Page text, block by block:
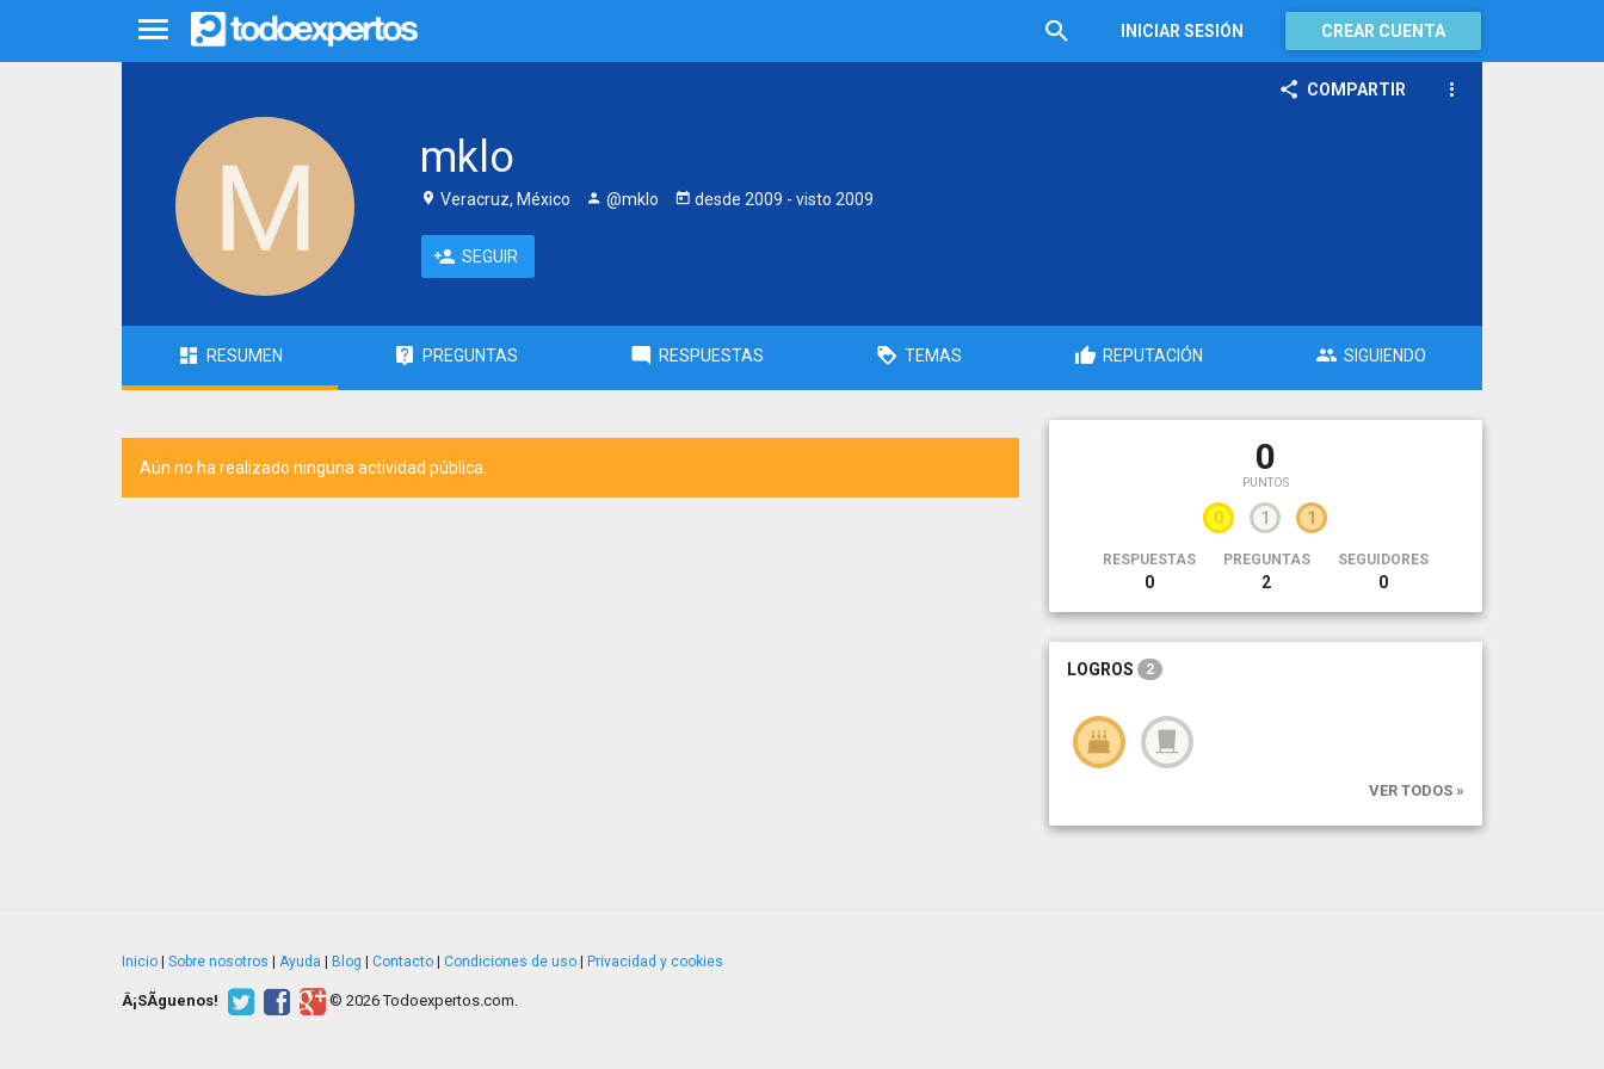
INICIAR SESIÓN CREAR CUENTA
COMPARTIR
mklo
Veracruz, México @mklo desde 2009 - visto 2009
SEGUIR
RESUMEN PREGUNTAS RESPUESTAS TEMAS REPUTACIÓN SIGUIENDO
Aún no ha realizado ninguna actividad pública. 0
PUNTOS
0 1 1
RESPUESTAS
0
PREGUNTAS
2
SEGUIDORES
0
LOGROS 2
VER TODOS »
Inicio Sobre nosotros Ayuda Blog Contacto Condiciones de uso Privacidad y cookies
Â¡SÃ­guenos! © 2026 Todoexpertos.com.